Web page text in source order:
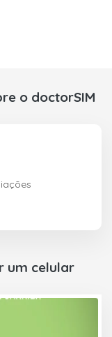
o doctorSIM
um celular